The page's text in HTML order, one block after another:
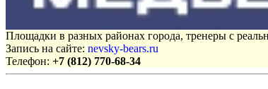
Площадки в разных районах города, тренеры с
Запись на сайте: nevsky-bears.ru
Телефон: +7 (812) 770-68-34